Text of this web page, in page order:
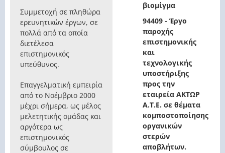
Συμμετοχή σε πληθώρα
ερευνητικών έργων, σε
πολλά από τα οποία
διετέλεσα
επιστημονικός
υπεύθυνος.
Επαγγελματική εμπειρία
από το Νοέμβριο 2000
μέχρι σήμερα, ως μέλος
μελετητικής ομάδας και
αργότερα ως
επιστημονικός
σύμβουλος σε
βιομίγμα
94409 - Έργο
παροχής
επιστημονικής
και
τεχνολογικής
υποστήριξης
προς την
εταιρεία ΑΚΤΩΡ
Α.Τ.Ε. σε θέματα
κομποστοποίησης
οργανικών
στερών
αποβλήτων.